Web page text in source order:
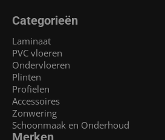
Categorieën
Laminaat
PVC vloeren
Ondervloeren
Plinten
Profielen
Accessoires
Zonwering
Schoonmaak en Onderhoud
Merken